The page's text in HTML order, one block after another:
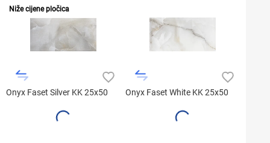
Niže cijene pločica
Onyx Faset Silver KK 25x50 Onyx Faset White KK 25x50